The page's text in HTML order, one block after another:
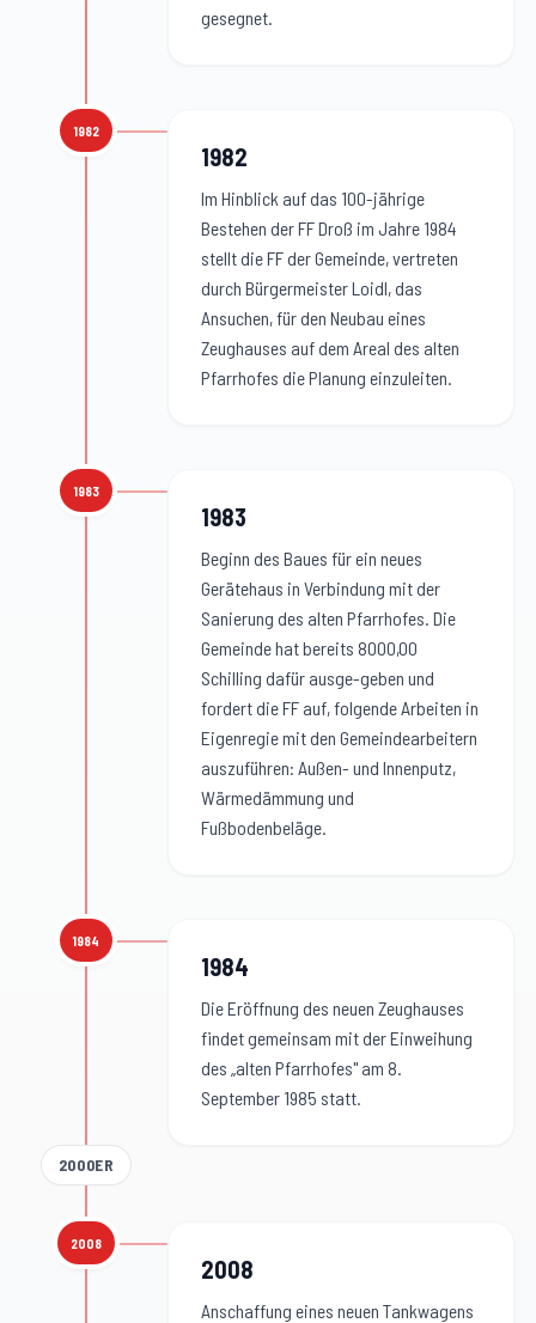
gesegnet.
1982
1982:
1982
Im Hinblick auf das 100-jährige
Bestehen der FF Droß im Jahre 1984
stellt die FF der Gemeinde, vertreten
durch Bürgermeister Loidl, das
Ansuchen, für den Neubau eines
Zeughauses auf dem Areal des alten
Pfarrhofes die Planung einzuleiten.
1983
1983:
1983
Beginn des Baues für ein neues
Gerätehaus in Verbindung mit der
Sanierung des alten Pfarrhofes. Die
Gemeinde hat bereits 8000,00
Schilling dafür ausge-geben und
fordert die FF auf, folgende Arbeiten in
Eigenregie mit den Gemeindearbeitern
auszuführen: Außen- und Innenputz,
Wärmedämmung und
Fußbodenbeläge.
1984
1984:
1984
Die Eröffnung des neuen Zeughauses
findet gemeinsam mit der Einweihung
des „alten Pfarrhofes" am 8.
September 1985 statt.
2000ER
2008
2008:
2008
Anschaffung eines neuen Tankwagens